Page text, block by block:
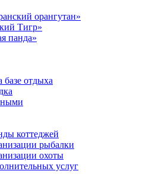
орангутан»
Тигр»
панда»
базе отдыха
коттеджей
рыбалки
охоты
услуг